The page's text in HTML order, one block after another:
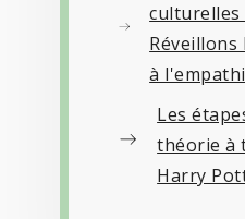
culturelles
à
Les
théorie à
Harry